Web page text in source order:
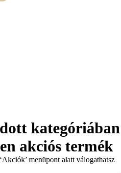
kategóriában
akciós termék
menüpont alatt válogathatsz